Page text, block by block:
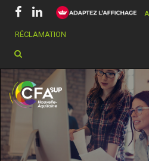
RÉCLAMATION
Chercher dans ce site